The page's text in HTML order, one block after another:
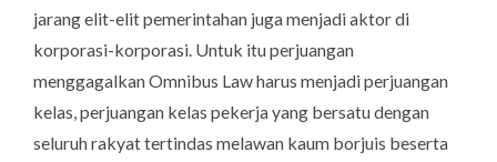
jarang elit-elit pemerintahan juga menjadi aktor di
korporasi-korporasi. Untuk itu perjuangan
menggagalkan Omnibus Law harus menjadi perjuangan
kelas, perjuangan kelas pekerja yang bersatu dengan
seluruh rakyat tertindas melawan kaum borjuis beserta